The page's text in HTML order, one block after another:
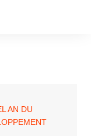
AN DU